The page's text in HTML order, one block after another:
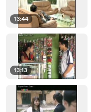
13:44
13:13